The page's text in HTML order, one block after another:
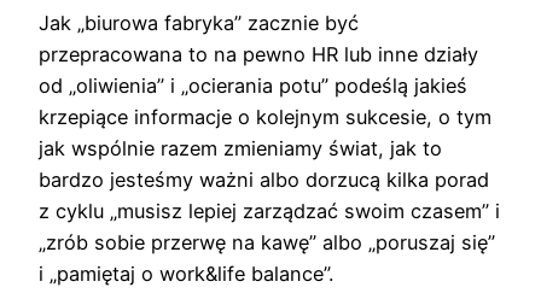
Jak „biurowa fabryka” zacznie być
przepracowana to na pewno HR lub inne działy
od „oliwienia” i „ocierania potu” podeślą jakieś
krzepiące informacje o kolejnym sukcesie, o tym
jak wspólnie razem zmieniamy świat, jak to
bardzo jesteśmy ważni albo dorzucą kilka porad
z cyklu „musisz lepiej zarządzać swoim czasem” i
„zrób sobie przerwę na kawę” albo „poruszaj się”
i „pamiętaj o work&life balance”.